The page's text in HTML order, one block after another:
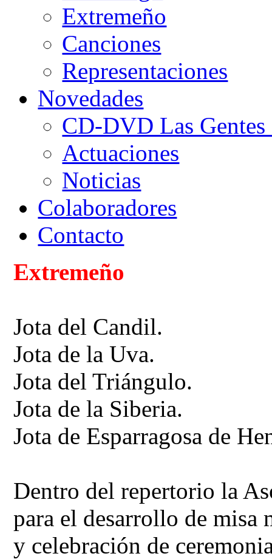
Extremeño
Canciones
Representaciones
Novedades
CD-DVD Las Gentes
Actuaciones
Noticias
Colaboradores
Contacto
Extremeño
Jota del Candil.
Jota de la Uva.
Jota del Triángulo.
Jota de la Siberia.
Jota de Esparragosa de
Dentro del repertorio la
para el desarrollo de misa
y celebración de